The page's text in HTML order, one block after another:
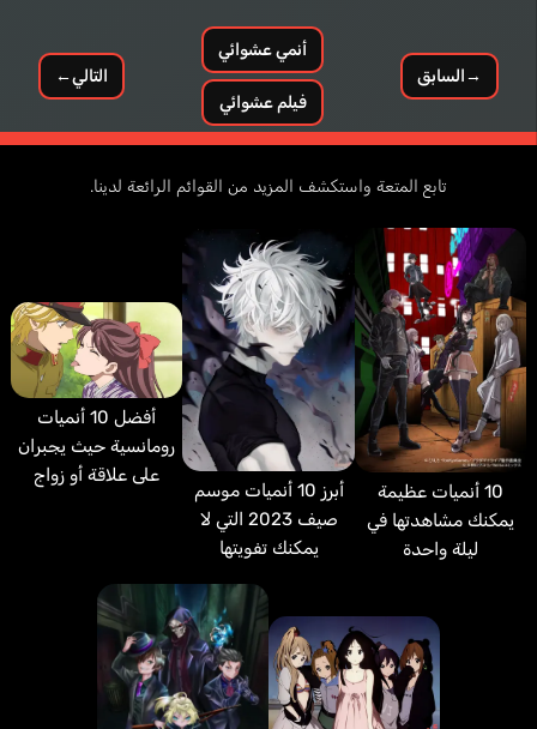
→السابق
أنمي عشوائي
فيلم عشوائي
التالي←
تابع المتعة واستكشف المزيد من القوائم الرائعة لدينا.
10 أنميات عظيمة
يمكنك مشاهدتها في
ليلة واحدة
أبرز 10 أنميات موسم
صيف 2023 التي لا
يمكنك تفويتها
أفضل 10 أنميات
رومانسية حيث يجبران
على علاقة أو زواج